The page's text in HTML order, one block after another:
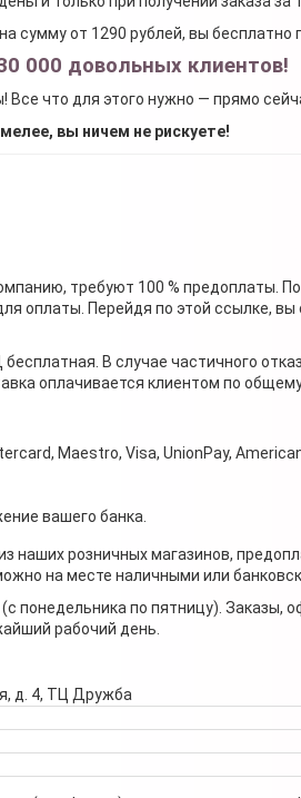
сумму от 1290 рублей, вы бесплатно
000 довольных клиентов!
что для этого нужно — прямо
вы ничем не рискуете!
требуют 100 % предоплаты.
оплаты. Перейдя по этой ссылке,
В случае частичного
оплачивается клиентом по
Maestro, Visa, UnionPay,
вашего банка.
наших розничных магазинов,
на месте наличными или
понедельника по пятницу). Заказы,
рабочий день.
д. 4, ТЦ Дружба